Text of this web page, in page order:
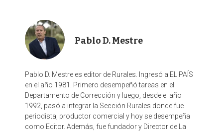
n
Pablo D. Mestre
Pablo D. Mestre es editor de Rurales. Ingresó a EL PAÍS
en el año 1981. Primero desempeñó tareas en el
Departamento de Corrección y luego, desde el año
1992, pasó a integrar la Sección Rurales donde fue
periodista, productor comercial y hoy se desempeña
como Editor. Además, fue fundador y Director de La